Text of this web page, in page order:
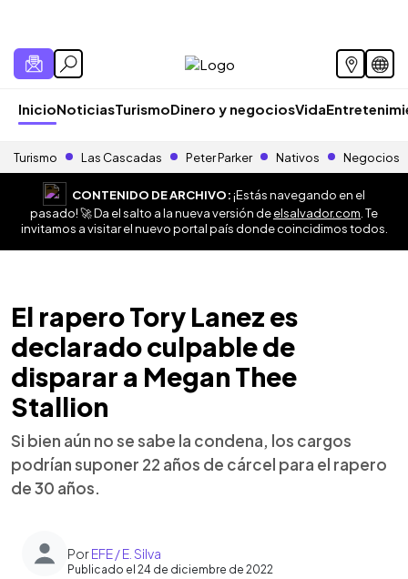
InicioNoticiasTurismoDinero y negociosVida
Turismo Las Cascadas Peter Parker Nativos Negocios
CONTENIDO DE ARCHIVO:¡Estás navegando en el
pasado! 🚀 Da el salto a la nueva versión deelsalvador.com . Te
invitamos a visitar el nuevo portal país donde coincidimos todos.
El rapero Tory Lanez es
declarado culpable de
disparar a Megan Thee
Stallion
Si bien aún no se sabe la condena, los cargos
podrían suponer 22 años de cárcel para el rapero
de 30 años.
PorEFE / E. Silva
Publicado el 24 de diciembre de 2022